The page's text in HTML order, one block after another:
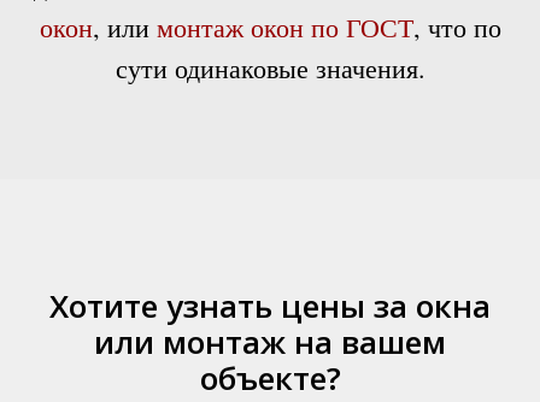
окон, или монтаж окон по ГОСТ, что по
сути одинаковые значения.
Хотите узнать цены за окна
или монтаж на вашем
объекте?